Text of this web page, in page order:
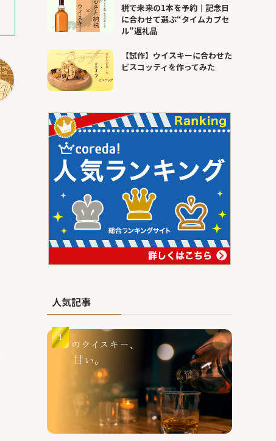
税で未来の1本を予約｜記念日
に合わせて選ぶ“タイムカプセ
ル”返礼品
【試作】ウイスキーに合わせた
ビスコッティを作ってみた
人気記事